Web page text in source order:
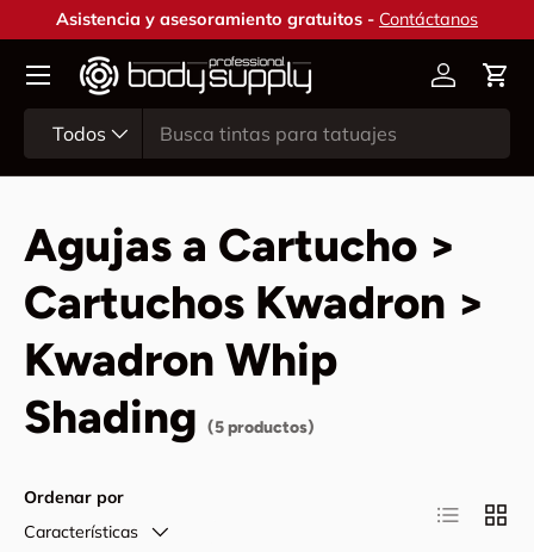
Ir al contenido
Asistencia y asesoramiento gratuitos - Contáctanos
Todos
Cuenta
Agujas a Cartucho >
Cartuchos Kwadron >
Kwadron Whip
Shading (5 productos)
Ordenar por
Características
Lista